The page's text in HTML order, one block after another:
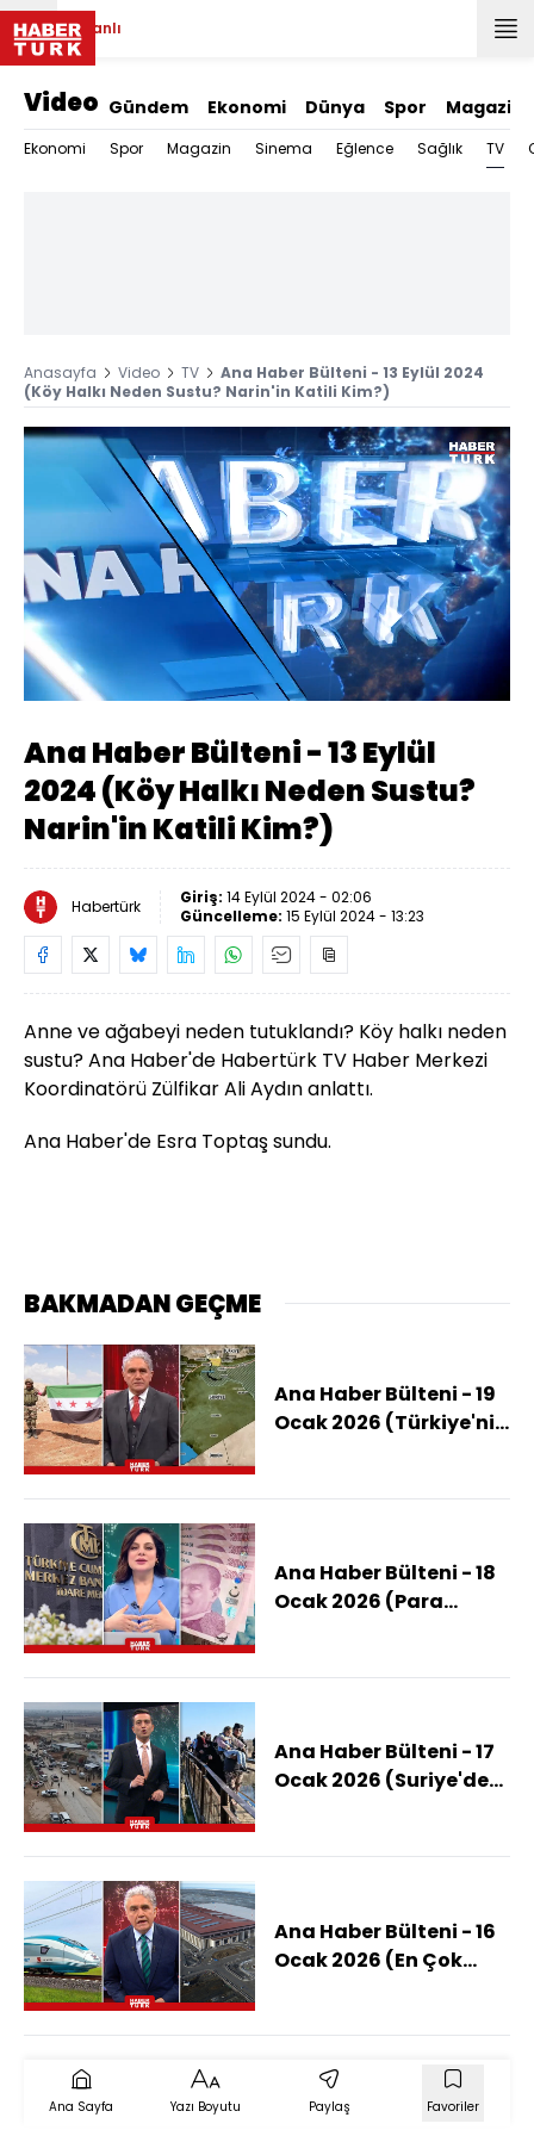
Canlı
Video Gündem Ekonomi Dünya Spor Magazin
Ekonomi Spor Magazin Sinema Eğlence Sağlık TV
Anasayfa Video TV
Ana Haber Bülteni - 13 Eylül 2024
(Köy Halkı Neden Sustu? Narin'in Katili Kim?)
Sesi
Aç
Yüklendi
0.83%
Oynatma
Hızı
Ana Haber Bülteni - 13 Eylül
2024 (Köy Halkı Neden Sustu?
Narin'in Katili Kim?)
Habertürk Giriş: 14 Eylül 2024 - 02:06
Güncelleme: 15 Eylül 2024 - 13:23
Anne ve ağabeyi neden tutuklandı? Köy halkı neden
sustu? Ana Haber'de Habertürk TV Haber Merkezi
Koordinatörü Zülfikar Ali Aydın anlattı.
Ana Haber'de Esra Toptaş sundu.
BAKMADAN GEÇME
Ana Haber Bülteni - 19
Ocak 2026 (Türkiye'nin
Ana Haber Bülteni - 18
Ocak 2026 (Para
Olacak?)
Ana Haber Bülteni - 17
Ocak 2026 (Suriye'de
Ana Haber Bülteni - 16
Ocak 2026 (En Çok
Ana Sayfa Yazı Boyutu Paylaş Favoriler